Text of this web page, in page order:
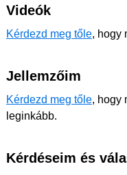
Videók
Kérdezd meg tőle, hogy
Jellemzőim
Kérdezd meg tőle, hogy
leginkább.
Kérdéseim és